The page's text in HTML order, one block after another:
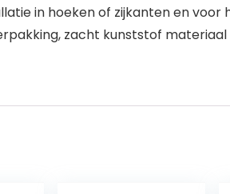
in hoeken of zijkanten en voor
zacht kunststof